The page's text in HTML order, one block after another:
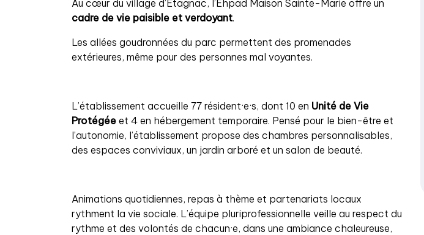
Au cœur du village d’Étagnac, l’Ehpad Maison Sainte-Marie offre un
cadre de vie paisible et verdoyant.
Les allées goudronnées du parc permettent des promenades
extérieures, même pour des personnes mal voyantes.
L’établissement accueille 77 résident·e·s, dont 10 en Unité de Vie
Protégée et 4 en hébergement temporaire. Pensé pour le bien-être et
l’autonomie, l’établissement propose des chambres personnalisables,
des espaces conviviaux, un jardin arboré et un salon de beauté.
Animations quotidiennes, repas à thème et partenariats locaux
rythment la vie sociale. L’équipe pluriprofessionnelle veille au respect du
rythme et des volontés de chacun·e, dans une ambiance chaleureuse,